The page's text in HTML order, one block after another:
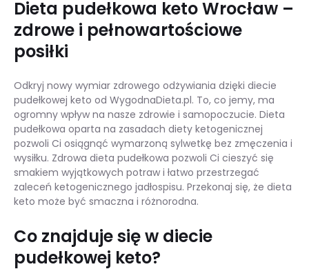
Dieta pudełkowa keto Wrocław –
zdrowe i pełnowartościowe
posiłki
Odkryj nowy wymiar zdrowego odżywiania dzięki diecie
pudełkowej keto od WygodnaDieta.pl. To, co jemy, ma
ogromny wpływ na nasze zdrowie i samopoczucie. Dieta
pudełkowa oparta na zasadach diety ketogenicznej
pozwoli Ci osiągnąć wymarzoną sylwetkę bez zmęczenia i
wysiłku. Zdrowa dieta pudełkowa pozwoli Ci cieszyć się
smakiem wyjątkowych potraw i łatwo przestrzegać
zaleceń ketogenicznego jadłospisu. Przekonaj się, że dieta
keto może być smaczna i różnorodna.
Co znajduje się w diecie
pudełkowej keto?